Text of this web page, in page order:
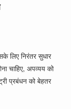
लिए निरंतर सुधार
चाहिए, अपव्यय को
प्रबंधन को बेहतर